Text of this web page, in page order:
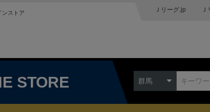
ンストア Ｊリーグ.jp
STORE 群馬